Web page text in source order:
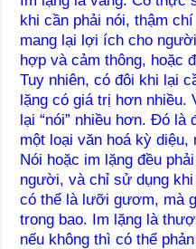
khi cần phải nói, thậm
mang lại lợi ích cho
hợp và cảm thông, hoặc
Tuy nhiên, có đôi khi lại
lặng có giá trị hơn nhiều.
lại “nói” nhiều hơn. Đó
một loại văn hoá kỳ
Nói hoặc im lặng đều
người, và chỉ sử dụng
có thể là lưỡi gươm, mà
trong bao. Im lặng là
nếu không thì có thể